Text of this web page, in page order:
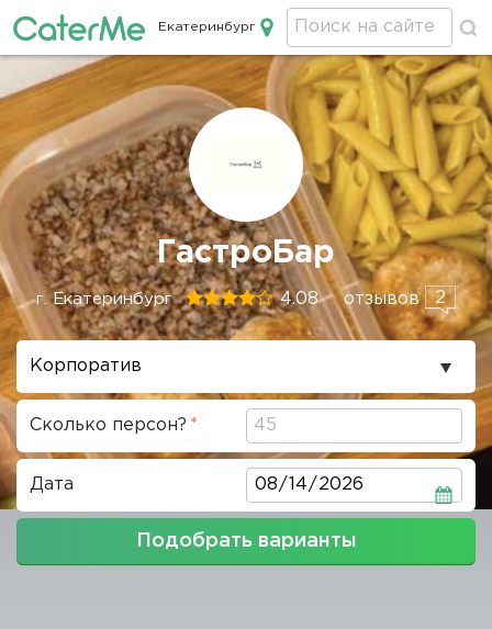
Кейтеринг в Екатеринбурге
Екатеринбург
Строка
навигации
ГастроБар
г. Екатеринбург 4.08 отзывов 2
Повод
проведения
Сколько персон?
Дата Дата
Подобрать варианты